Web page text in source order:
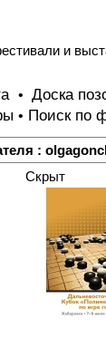
и
• Доска
• Поиск по
:
Скрыт